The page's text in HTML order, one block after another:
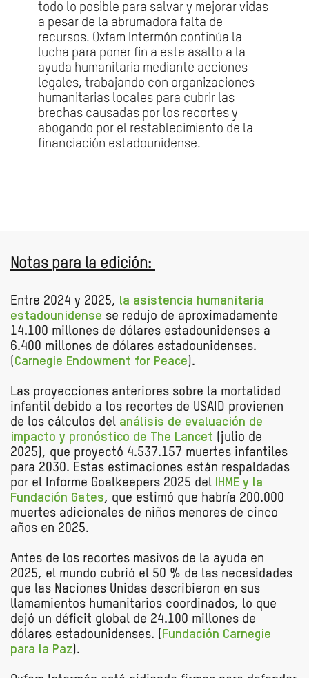
todo lo posible para salvar y mejorar vidas
a pesar de la abrumadora falta de
recursos. Oxfam Intermón continúa la
lucha para poner fin a este asalto a la
ayuda humanitaria mediante acciones
legales, trabajando con organizaciones
humanitarias locales para cubrir las
brechas causadas por los recortes y
abogando por el restablecimiento de la
financiación estadounidense.
Notas para la edición:
Entre 2024 y 2025, la asistencia humanitaria
estadounidense se redujo de aproximadamente
14.100 millones de dólares estadounidenses a
6.400 millones de dólares estadounidenses.
(Carnegie Endowment for Peace).
Las proyecciones anteriores sobre la mortalidad
infantil debido a los recortes de USAID provienen
de los cálculos del análisis de evaluación de
impacto y pronóstico de The Lancet (julio de
2025), que proyectó 4.537.157 muertes infantiles
para 2030. Estas estimaciones están respaldadas
por el Informe Goalkeepers 2025 del IHME y la
Fundación Gates, que estimó que habría 200.000
muertes adicionales de niños menores de cinco
años en 2025.
Antes de los recortes masivos de la ayuda en
2025, el mundo cubrió el 50 % de las necesidades
que las Naciones Unidas describieron en sus
llamamientos humanitarios coordinados, lo que
dejó un déficit global de 24.100 millones de
dólares estadounidenses. ( Fundación Carnegie
para la Paz).